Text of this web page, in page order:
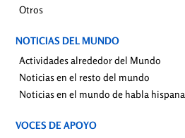
Otros
NOTICIAS DEL MUNDO
Actividades alrededor del Mundo
Noticias en el resto del mundo
Noticias en el mundo de habla hispana
VOCES DE APOYO